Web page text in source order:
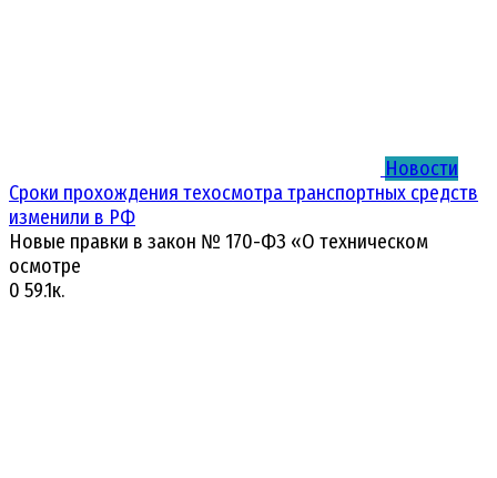
Новости
Сроки прохождения техосмотра транспортных средств
изменили в РФ
Новые правки в закон № 170-ФЗ «О техническом
осмотре
0 59.1к.